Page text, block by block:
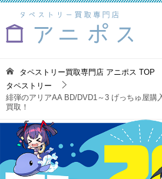
タペストリー買取専門店 アニポス TOP
タペストリー
緋弾のアリアAA BD/DVD1～3 げっちゅ屋購
買取！